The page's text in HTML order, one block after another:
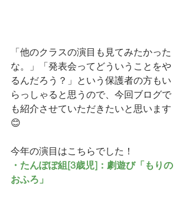
「他のクラスの演目も見てみたかった
な。」「発表会ってどういうことをや
るんだろう？」という保護者の方もい
らっしゃると思うので、今回ブログで
も紹介させていただきたいと思います
😊
今年の演目はこちらでした！
・たんぽぽ組[3歳児]：劇遊び「もりの
おふろ」